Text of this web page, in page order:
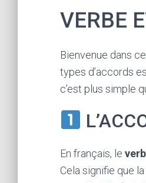
VERBE
Bienvenue dans
types d’accords
c’est plus simple
En français, le
Cela signifie que